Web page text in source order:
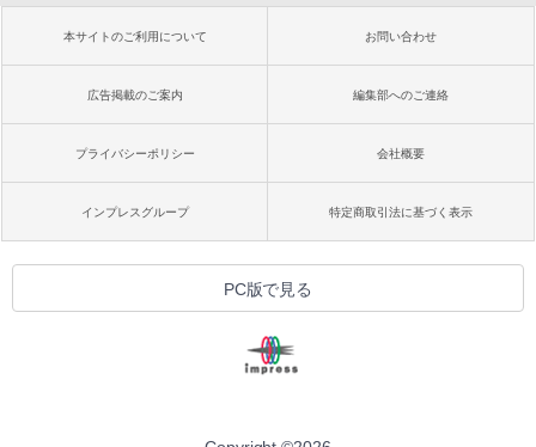
本サイトのご利用について お問い合わせ
広告掲載のご案内 編集部へのご連絡
プライバシーポリシー 会社概要
インプレスグループ 特定商取引法に基づく表示
PC版で見る